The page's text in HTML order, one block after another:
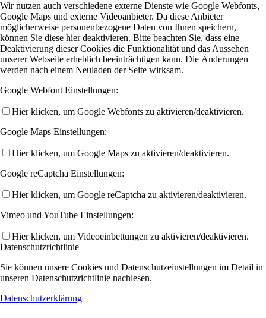
Wir nutzen auch verschiedene externe Dienste wie Google Webfonts,
Google Maps und externe Videoanbieter. Da diese Anbieter
möglicherweise personenbezogene Daten von Ihnen speichern,
können Sie diese hier deaktivieren. Bitte beachten Sie, dass eine
Deaktivierung dieser Cookies die Funktionalität und das Aussehen
unserer Webseite erheblich beeinträchtigen kann. Die Änderungen
werden nach einem Neuladen der Seite wirksam.
Google Webfont Einstellungen:
Hier klicken, um Google Webfonts zu aktivieren/deaktivieren.
Google Maps Einstellungen:
Hier klicken, um Google Maps zu aktivieren/deaktivieren.
Google reCaptcha Einstellungen:
Hier klicken, um Google reCaptcha zu aktivieren/deaktivieren.
Vimeo und YouTube Einstellungen:
Hier klicken, um Videoeinbettungen zu aktivieren/deaktivieren.
Datenschutzrichtlinie
Sie können unsere Cookies und Datenschutzeinstellungen im Detail in
unseren Datenschutzrichtlinie nachlesen.
Datenschutzerklärung